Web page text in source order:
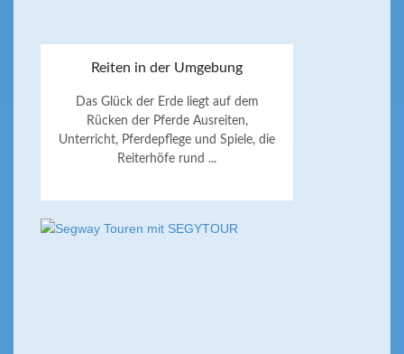
Reiten in der Umgebung
Das Glück der Erde liegt auf dem
Rücken der Pferde Ausreiten,
Unterricht, Pferdepflege und Spiele, die
Reiterhöfe rund ...